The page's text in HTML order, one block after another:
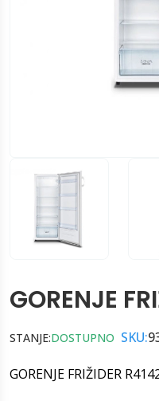
GORENJE
STANJE:DOSTUPNO SKU:
GORENJE FRIŽIDER